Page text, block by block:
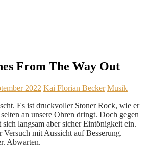
From The Way Out
2022 Kai Florian Becker Musik
Es ist druckvoller Stoner Rock, wie er
an unsere Ohren dringt. Doch gegen
langsam aber sicher Eintönigkeit ein.
Versuch mit Aussicht auf Besserung.
Abwarten.